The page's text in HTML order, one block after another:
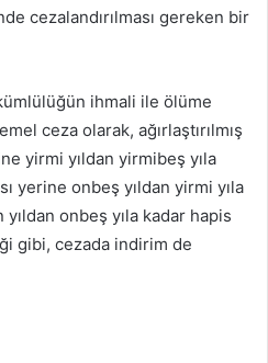
cezalandırılması gereken bir
ihmali ile ölüme
ceza olarak, ağırlaştırılmış
yirmi yıldan yirmibeş yıla
yerine onbeş yıldan yirmi yıla
onbeş yıla kadar hapis
gibi, cezada indirim de